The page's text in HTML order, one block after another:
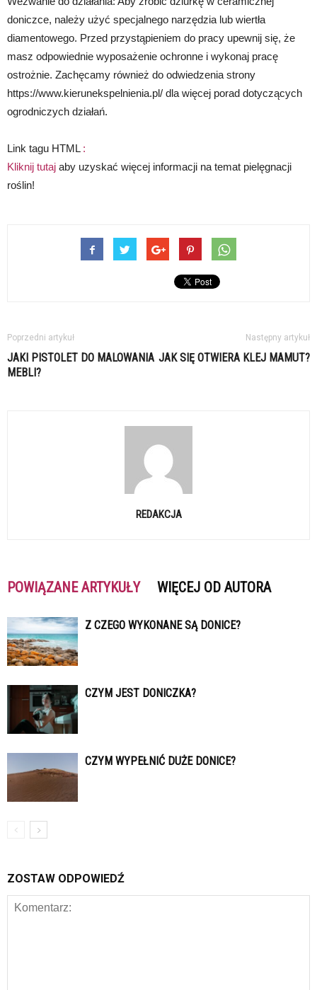
doniczce, należy użyć specjalnego narzędzia lub wiertła
diamentowego. Przed przystąpieniem do pracy upewnij się, że
masz odpowiednie wyposażenie ochronne i wykonaj pracę
ostrożnie. Zachęcamy również do odwiedzenia strony
https://www.kierunekspelnienia.pl/ dla więcej porad dotyczących
ogrodniczych działań.
Link tagu HTML :
Kliknij tutaj aby uzyskać więcej informacji na temat pielęgnacji
roślin!
Poprzedni artykuł
JAKI PISTOLET DO MALOWANIA
MEBLI?
Następny artykuł
JAK SIĘ OTWIERA KLEJ MAMUT?
REDAKCJA
POWIĄZANE ARTYKUŁY WIĘCEJ OD AUTORA
Z CZEGO WYKONANE SĄ DONICE?
CZYM JEST DONICZKA?
CZYM WYPEŁNIĆ DUŻE DONICE?
ZOSTAW ODPOWIEDŹ